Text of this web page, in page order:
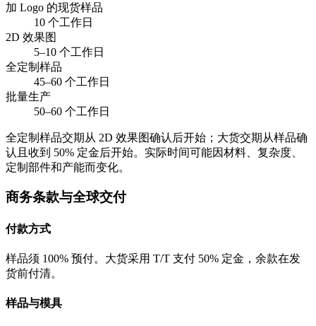
加 Logo 的现货样品
10 个工作日
2D 效果图
5–10 个工作日
全定制样品
45–60 个工作日
批量生产
50–60 个工作日
全定制样品交期从 2D 效果图确认后开始；大货交期从样品确
认且收到 50% 定金后开始。实际时间可能因材料、复杂度、
定制部件和产能而变化。
商务条款与全球交付
付款方式
样品须 100% 预付。大货采用 T/T 支付 50% 定金，余款在发
货前付清。
样品与模具